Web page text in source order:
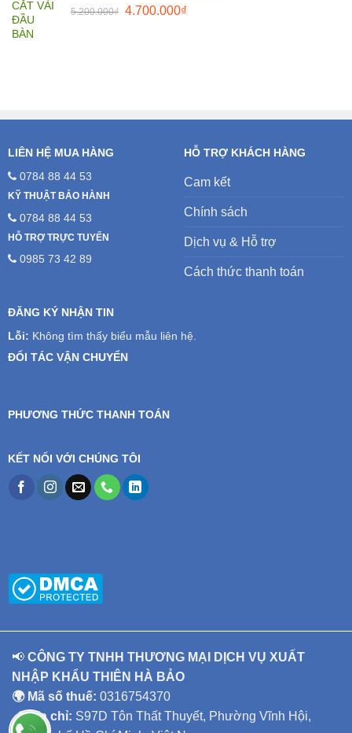
5.200.000₫ Giá
4.700.000₫Giá
LIÊN HỆ MUA HÀNG
0784 88 44 53
KỸ THUẬT BẢO HÀNH
0784 88 44 53
HỖ TRỢ TRỰC TUYẾN
0985 73 42 89
HỖ TRỢ KHÁCH HÀNG
Cam kết
Chính sách
Dịch vụ & Hỗ trợ
Cách thức thanh toán
ĐĂNG KÝ NHẬN TIN
Lỗi: Không tìm thấy biểu mẫu liên hệ.
ĐỐI TÁC VẬN CHUYỂN
PHƯƠNG THỨC THANH TOÁN
KẾT NỐI VỚI CHÚNG TÔI
📢 CÔNG TY TNHH THƯƠNG MẠI DỊCH VỤ XUẤT
NHẬP KHẨU THIÊN HÀ BẢO
🌍 Mã số thuế: 0316754370
📍 Địa chỉ: S97D Tôn Thất Thuyết, Phường Vĩnh Hội,